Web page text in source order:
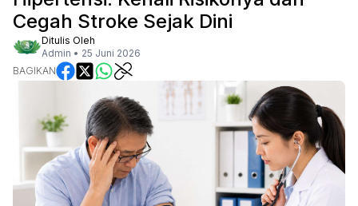
Cegah Stroke Sejak Dini
Ditulis Oleh
Admin • 25 Juni 2026
BAGIKAN